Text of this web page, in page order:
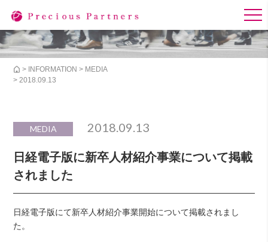
> INFORMATION > MEDIA
> 2018.09.13
MEDIA 2018.09.13
日経電子版に新卒人材紹介事業について掲載
されました
日経電子版にて新卒人材紹介事業開始について掲載されまし
た。